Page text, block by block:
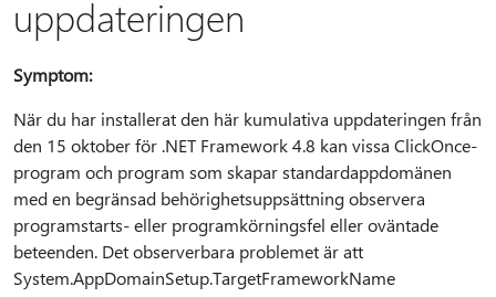
uppdateringen
Symptom:
När du har installerat den här kumulativa uppdateringen från
den 15 oktober för .NET Framework 4.8 kan vissa ClickOnce-
program och program som skapar standardappdomänen
med en begränsad behörighetsuppsättning observera
programstarts- eller programkörningsfel eller oväntade
beteenden. Det observerbara problemet är att
System.AppDomainSetup.TargetFrameworkName